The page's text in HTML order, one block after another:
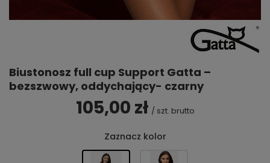
Biustonosz full cup Support Gatta –
bezszwowy, oddychający- czarny
105,00 zł / szt. brutto
Zaznacz kolor